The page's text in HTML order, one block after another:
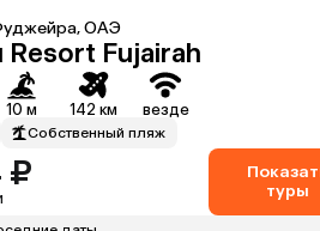
ОАЭ
Resort Fujairah
10 м 142 км везде
Собственный пляж
₽
туры